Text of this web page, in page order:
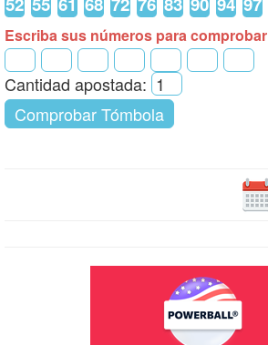
Escriba sus números para comprobar
Cantidad apostada:
Comprobar Tómbola